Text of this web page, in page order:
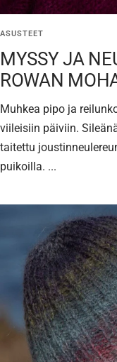
ASUSTEET
MYSSY JA
ROWAN
Muhkea pipo ja
viileisiin päiviin.
taitettu
puikoilla. ...